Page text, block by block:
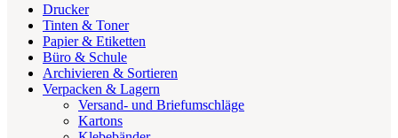
Drucker
Tinten & Toner
Papier & Etiketten
Büro & Schule
Archivieren & Sortieren
Verpacken & Lagern
Versand- und Briefumschläge
Kartons